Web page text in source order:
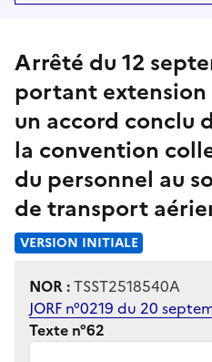
Arrêté du 12
portant extension
un accord conclu
la convention
du personnel au
de transport
VERSION INITIALE
NOR :TSST2518540A
JORF n°0219 du 20
Texte n°62